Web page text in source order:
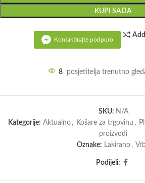
KUPI SADA
Kontaktirajte podporo
8 posjetitelja trenutno
SKU: N/A
Kategorije: Aktualno , Košare za trgovinu ,
proizvodi
Oznake: Lakirano ,
Podijeli: